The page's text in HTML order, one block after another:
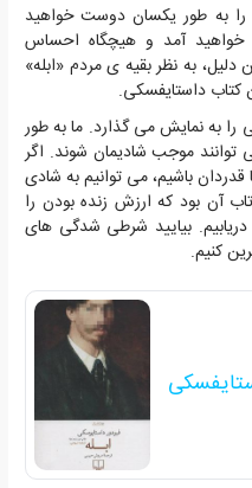
به طور یکسان دوست خواهید
خواهید آمد و هیچگاه احساس
به نظر بقیه ی مردم «ابله»
کتاب داستایفسکی.
را به نمایش می گذارد. ما به طور
توانند موجب شادیمان شوند. اگر
باشیم، می توانیم به شادی
آن بود که ارزش زنده بودن را
بیایید شرطی شدگی های
کنیم.